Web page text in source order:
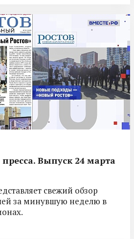
Выпуск 24 марта
свежий обзор
за минувшую неделю в